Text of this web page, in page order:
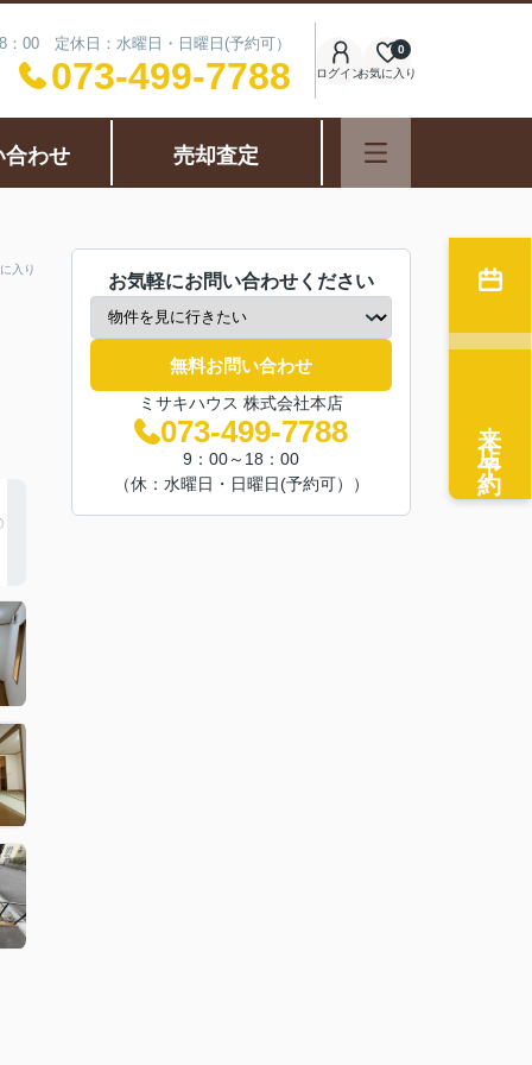
：00 定休日：水曜日・日曜日(予約可）
073-499-7788 ログインお気に入り
0
合わせ 売却査定
入り
お気軽にお問い合わせください
無料お問い合わせ
ミサキハウス 株式会社本店
073-499-7788
9：00～18：00
（休：水曜日・日曜日(予約可））
来店予約